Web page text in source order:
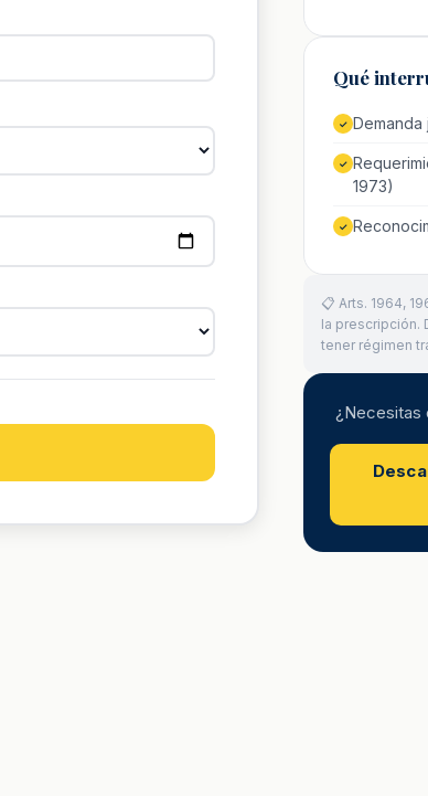
Qué
✓ Demanda
✓
1973)
✓
📋 Arts. 1964,
la prescripción.
tener régimen
¿Necesitas